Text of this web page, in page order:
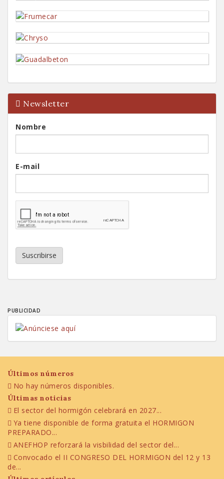
Newsletter
Nombre
E-mail
Suscribirse
PUBLICIDAD
Últimos números
No hay números disponibles.
Últimas noticias
El sector del hormigón celebrará en 2027...
Ya tiene disponible de forma gratuita el HORMIGON
PREPARADO...
ANEFHOP reforzará la visbilidad del sector del...
Convocado el II CONGRESO DEL HORMIGON del 12 y 13
de...